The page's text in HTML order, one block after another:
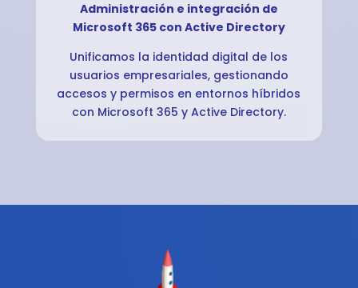
Administración e integración de
Microsoft 365 con Active Directory
Unificamos la identidad digital de los
usuarios empresariales, gestionando
accesos y permisos en entornos híbridos
con Microsoft 365 y Active Directory.